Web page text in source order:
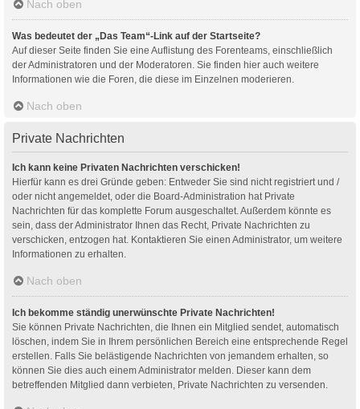
Nach oben
Was bedeutet der „Das Team“-Link auf der Startseite?
Auf dieser Seite finden Sie eine Auflistung des Forenteams, einschließlich
der Administratoren und der Moderatoren. Sie finden hier auch weitere
Informationen wie die Foren, die diese im Einzelnen moderieren.
Nach oben
Private Nachrichten
Ich kann keine Privaten Nachrichten verschicken!
Hierfür kann es drei Gründe geben: Entweder Sie sind nicht registriert und /
oder nicht angemeldet, oder die Board-Administration hat Private
Nachrichten für das komplette Forum ausgeschaltet. Außerdem könnte es
sein, dass der Administrator Ihnen das Recht, Private Nachrichten zu
verschicken, entzogen hat. Kontaktieren Sie einen Administrator, um weitere
Informationen zu erhalten.
Nach oben
Ich bekomme ständig unerwünschte Private Nachrichten!
Sie können Private Nachrichten, die Ihnen ein Mitglied sendet, automatisch
löschen, indem Sie in Ihrem persönlichen Bereich eine entsprechende Regel
erstellen. Falls Sie belästigende Nachrichten von jemandem erhalten, so
können Sie dies auch einem Administrator melden. Dieser kann dem
betreffenden Mitglied dann verbieten, Private Nachrichten zu versenden.